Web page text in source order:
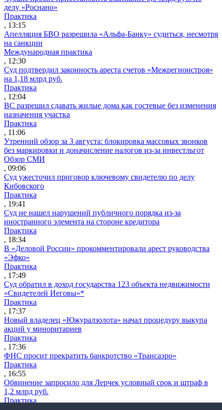
делу «Роснано»
Практика
, 13:15
Апелляция БВО разрешила «Альфа-Банку» судиться, несмотря
на санкции
Международная практика
, 12:30
Суд подтвердил законность ареста счетов «Межрегионстроя»
на 1,18 млрд руб.
Практика
, 12:04
ВС разрешил сдавать жилые дома как гостевые без изменения
назначения участка
Практика
, 11:06
Утренний обзор за 3 августа: блокировка массовых звонков
без маркировки и доначисление налогов из-за инвестльгот
Обзор СМИ
, 09:06
Суд ужесточил приговор ключевому свидетелю по делу
Кибовского
Практика
, 19:41
Суд не нашел нарушений публичного порядка из-за
иностранного элемента на стороне кредитора
Практика
, 18:34
В «Деловой России» прокомментировали арест руководства
«Эфко»
Практика
, 17:49
Суд обратил в доход государства 123 объекта недвижимости
«Свидетелей Иеговы»*
Практика
, 17:37
Новый владелец «Южуралзолота» начал процедуру выкупа
акций у миноритариев
Практика
, 17:36
ФНС просит прекратить банкротство «Трансаэро»
Практика
, 16:55
Обвинение запросило для Лерчек условный срок и штраф в
1,2 млрд руб.
Практика